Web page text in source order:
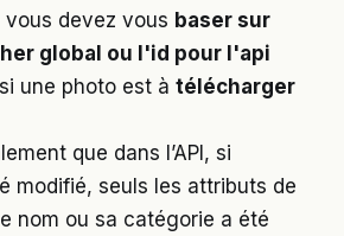
devez vous baser sur
global ou l'id pour l'api
une photo est à télécharger
que dans l’API, si
modifié, seuls les attributs de
nom ou sa catégorie a été